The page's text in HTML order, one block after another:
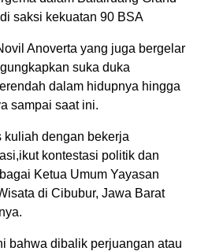
saksi kekuatan 90 BSA
Anoverta yang juga bergelar
suka duka
dalam hidupnya hingga
sampai saat ini.
dengan bekerja
kontestasi politik dan
Ketua Umum Yayasan
di Cibubur, Jawa Barat
bahwa dibalik perjuangan atau